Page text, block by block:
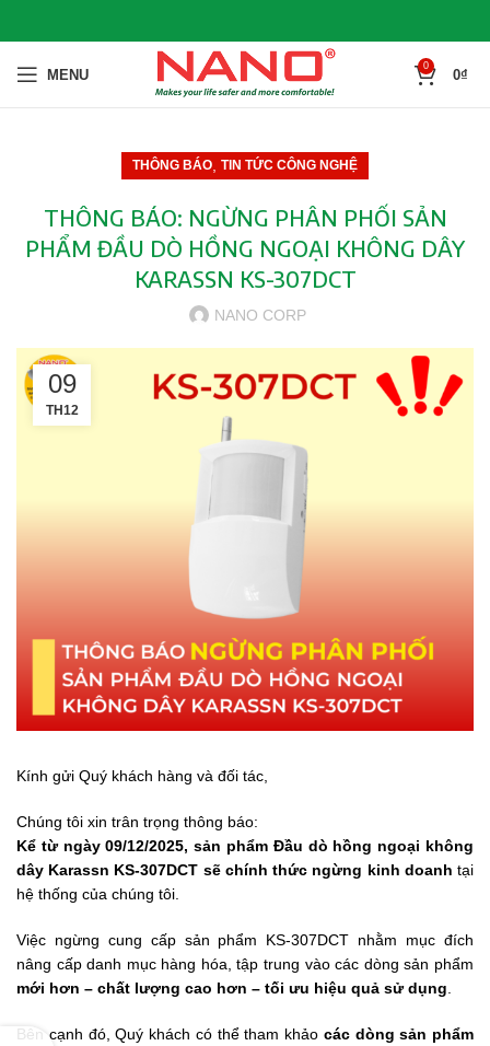
MENU
0
0₫
THÔNG BÁO TIN TỨC CÔNG NGHỆ
THÔNG BÁO: NGỪNG PHÂN PHỐI SẢN
PHẨM ĐẦU DÒ HỒNG NGOẠI KHÔNG DÂY
KARASSN KS-307DCT
NANO CORP
09
TH12
Kính gửi Quý khách hàng và đối tác,
Chúng tôi xin trân trọng thông báo:
Kể từ ngày 09/12/2025, sản phẩm Đầu dò hồng ngoại không
dây Karassn KS-307DCT sẽ chính thức ngừng kinh doanh tại
hệ thống của chúng tôi.
Việc ngừng cung cấp sản phẩm KS-307DCT nhằm mục đích
nâng cấp danh mục hàng hóa, tập trung vào các dòng sản phẩm
mới hơn – chất lượng cao hơn – tối ưu hiệu quả sử dụng.
Bên cạnh đó, Quý khách có thể tham khảo các dòng sản phẩm